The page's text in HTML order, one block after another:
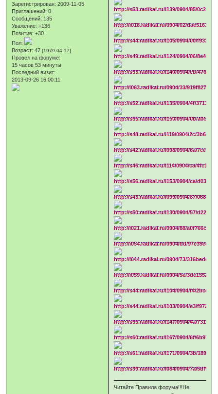
Зарегистрирован: 2009-11-05
Приглашений: 0
Сообщений: 135
Уважение: +136
Позитив: +30
Пол:
Возраст: 47[1979-04-17]
Провел на форуме:
15 часов 53 минуты
Последний визит:
2013-09-26 16:00:11
Читайте Правила форума!!!Не